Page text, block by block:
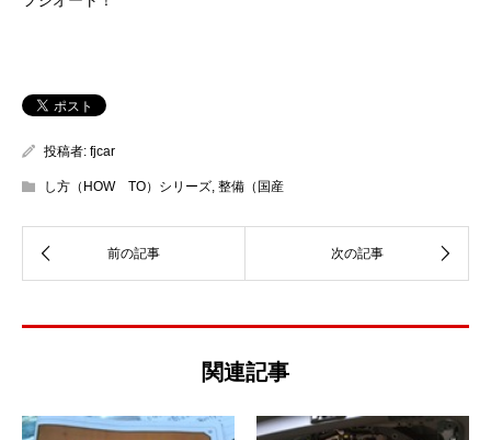
投稿者: fjcar
し方（HOW TO）シリーズ, 整備（国産
関連記事